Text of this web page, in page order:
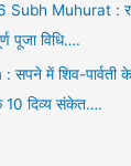
Muhurat :
पूजा विधि….
में शिव-पार्वती
10 दिव्य संकेत….